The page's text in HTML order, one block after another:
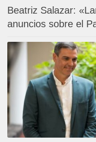
Beatriz Salazar:
anuncios sobre el